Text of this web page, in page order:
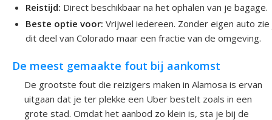
Reistijd: Direct beschikbaar na het ophalen van je bagage.
Beste optie voor: Vrijwel iedereen. Zonder eigen auto zie
dit deel van Colorado maar een fractie van de omgeving.
De meest gemaakte fout bij aankomst
De grootste fout die reizigers maken in Alamosa is ervan
uitgaan dat je ter plekke een Uber bestelt zoals in een
grote stad. Omdat het aanbod zo klein is, sta je bij de